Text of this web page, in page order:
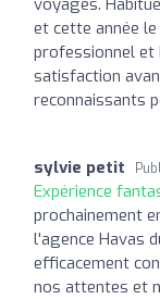
et cette année
professionnel et
satisfaction
reconnaissants
sylvie petit
Expérience
prochainement
l'agence Havas
efficacement
nos attentes et